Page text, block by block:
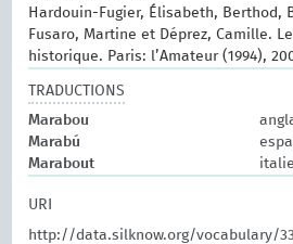
Hardouin-Fugier, Élisabeth, Berthod,
Fusaro, Martine et Déprez, Camille.
historique. Paris: l’Amateur (1994),
TRADUCTIONS
Marabou
Marabú
Marabout
URI
http://data.silknow.org/vocabulary/